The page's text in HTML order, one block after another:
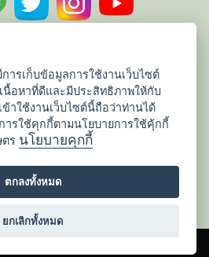
ารเก็บข้อมูลการใช้งานเว็บไซต์
นื้อหาที่ดีและมีประสิทธิภาพให้กับ
าใช้งานเว็บไซต์นี้ถือว่าท่านได้
รใช้คุกกี้ตามนโยบายการใช้คุ้กกี้
ตร นโยบายคุกกี้
ตกลงทั้งหมด
ยกเลิกทั้งหมด